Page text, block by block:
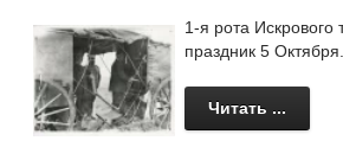
1-я рота
праздник 5
Читать ...